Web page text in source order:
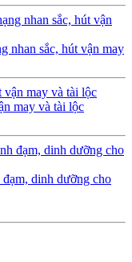
nhan sắc, hút vận may
may và tài lộc
dinh dưỡng cho